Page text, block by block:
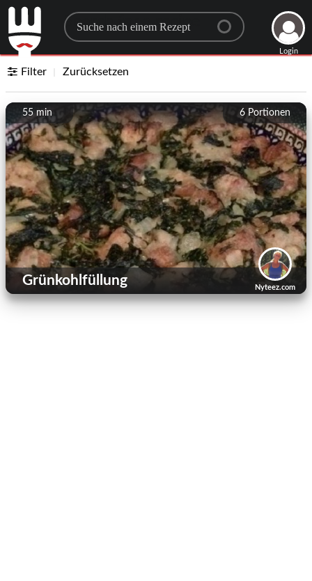
Search for a recipe
Login
Filter Zurücksetzen
6Portionen
55 min
Nyteez.com
Grünkohlfüllung